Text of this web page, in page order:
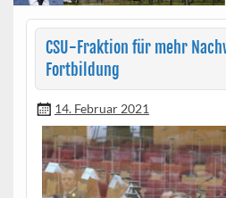
CSU-Fraktion für mehr
Fortbildung
14. Februar 2021